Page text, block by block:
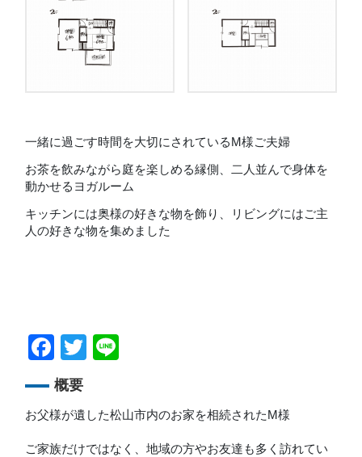
一緒に過ごす時間を大切にされているM様ご夫婦
お茶を飲みながら庭を楽しめる縁側、二人並んで身体を
動かせるヨガルーム
キッチンには奥様の好きな物を飾り、リビングにはご主
人の好きな物を集めました
Facebook
Twitter
概要
お父様が遺した松山市内のお家を相続されたM様
ご家族だけではなく、地域の方やお友達も多く訪れてい